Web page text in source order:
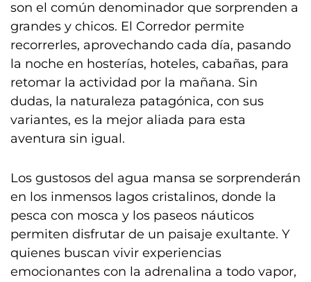
son el común denominador que sorprenden a
grandes y chicos. El Corredor permite
recorrerles, aprovechando cada día, pasando
la noche en hosterías, hoteles, cabañas, para
retomar la actividad por la mañana. Sin
dudas, la naturaleza patagónica, con sus
variantes, es la mejor aliada para esta
aventura sin igual.
Los gustosos del agua mansa se sorprenderán
en los inmensos lagos cristalinos, donde la
pesca con mosca y los paseos náuticos
permiten disfrutar de un paisaje exultante. Y
quienes buscan vivir experiencias
emocionantes con la adrenalina a todo vapor,